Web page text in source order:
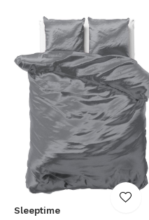
Sleeptime